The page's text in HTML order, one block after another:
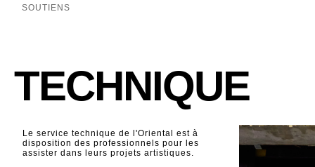
SOUTIENS
TECHNIQUE
Le service technique de l'Oriental est à
disposition des professionnels pour les
assister dans leurs projets artistiques.